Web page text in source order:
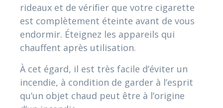
rideaux et de vérifier que votre cigarette
est complètement éteinte avant de vous
endormir. Éteignez les appareils qui
chauffent après utilisation.
À cet égard, il est très facile d’éviter un
incendie, à condition de garder à l’esprit
qu’un objet chaud peut être à l’origine